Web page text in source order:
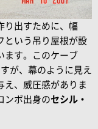
出すために、 幅
いう吊り屋根が設
ます。このケーブ
が、幕のように見え
え、威圧感がありま
ンボ出身のセシル・